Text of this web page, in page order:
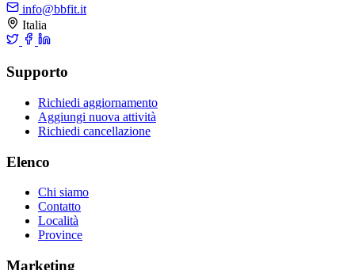
info@bbfit.it
Italia
Supporto
Richiedi aggiornamento
Aggiungi nuova attività
Richiedi cancellazione
Elenco
Chi siamo
Contatto
Località
Province
Marketing